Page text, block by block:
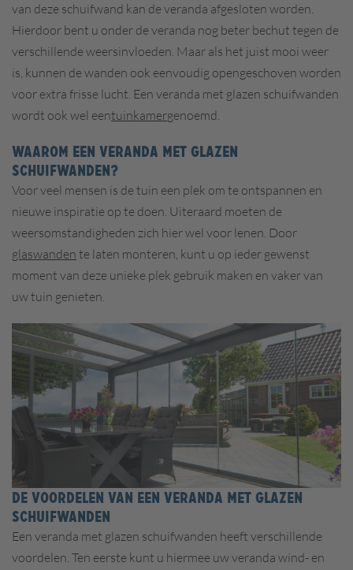
van deze schuifwand kan de veranda afgesloten worden.
Hierdoor bent u onder de veranda nog beter bechut tegen de
verschillende weersinvloeden. Maar als het juist mooi weer
is, kunnen de wanden ook eenvoudig opengeschoven worden
voor extra frisse lucht. Een veranda met glazen schuifwanden
wordt ook wel eentuinkamergenoemd.
WAAROM EEN VERANDA MET GLAZEN
SCHUIFWANDEN?
Voor veel mensen is de tuin een plek om te ontspannen en
nieuwe inspiratie op te doen. Uiteraard moeten de
weersomstandigheden zich hier wel voor lenen. Door
glaswanden te laten monteren, kunt u op ieder gewenst
moment van deze unieke plek gebruik maken en vaker van
uw tuin genieten.
DE VOORDELEN VAN EEN VERANDA MET GLAZEN
SCHUIFWANDEN
Een veranda met glazen schuifwanden heeft verschillende
voordelen. Ten eerste kunt u hiermee uw veranda wind- en